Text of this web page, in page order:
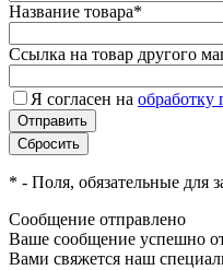
Название товара*
Ссылка на товар другого
Я согласен на обработку
* - Поля, обязательные для
Сообщение отправлено
Ваше сообщение успешно
Вами свяжется наш